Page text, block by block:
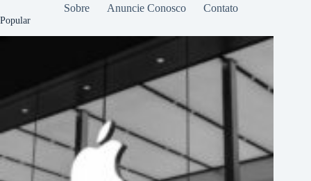
Sobre Anuncie Conosco Contato
Popular